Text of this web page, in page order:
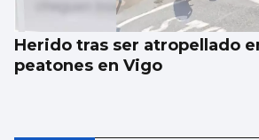
Herido tras ser atropellado
peatones en Vigo